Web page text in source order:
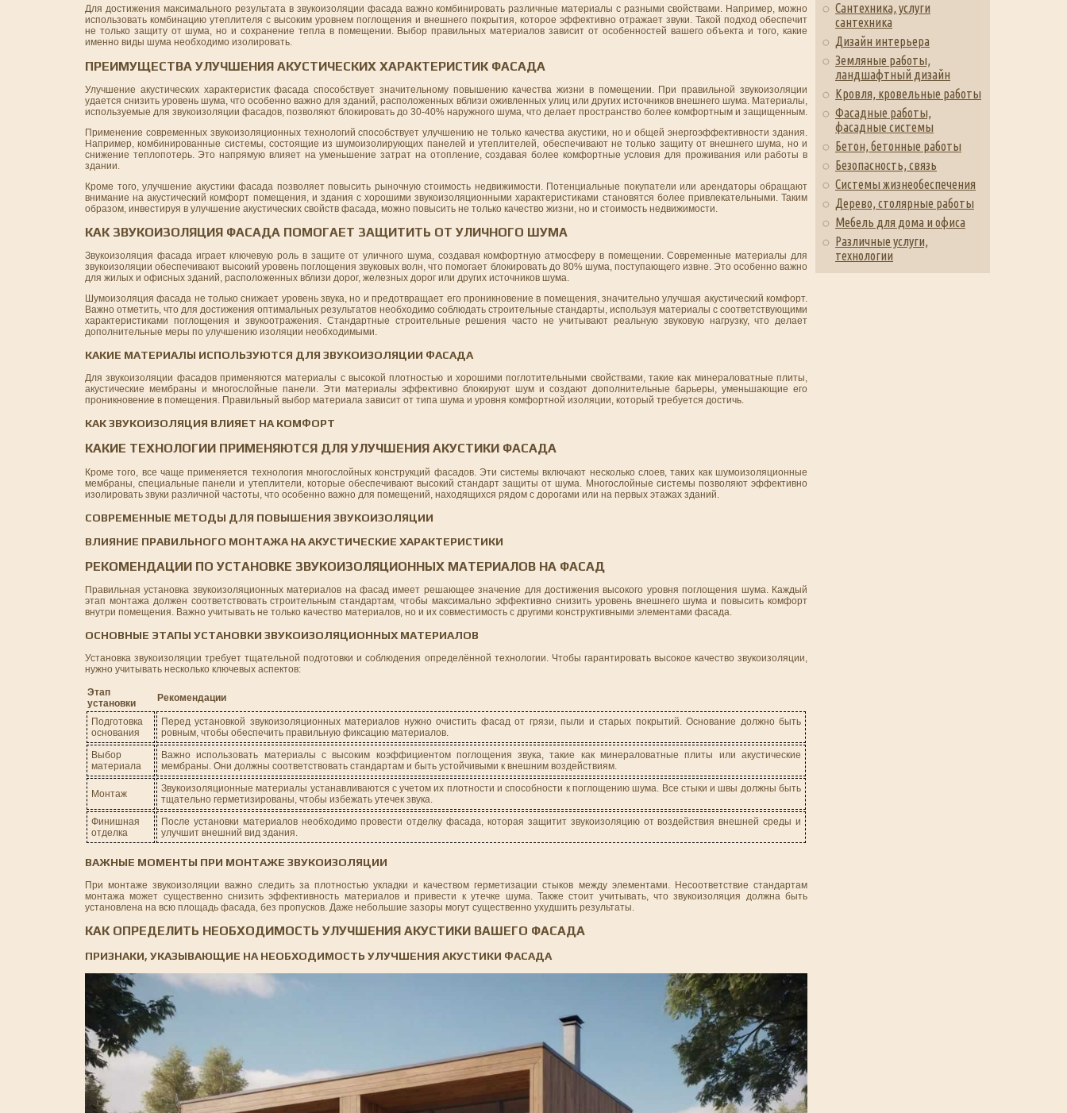
Для достижения максимального результата в звукоизоляции фасада важно комбинировать различные материалы с разными свойствами. Например, можно
использовать комбинацию утеплителя с высоким уровнем поглощения и внешнего покрытия, которое эффективно отражает звуки. Такой подход обеспечит
не только защиту от шума, но и сохранение тепла в помещении. Выбор правильных материалов зависит от особенностей вашего объекта и того, какие
именно виды шума необходимо изолировать.
ПРЕИМУЩЕСТВА УЛУЧШЕНИЯ АКУСТИЧЕСКИХ ХАРАКТЕРИСТИК ФАСАДА
Улучшение акустических характеристик фасада способствует значительному повышению качества жизни в помещении. При правильной звукоизоляции
удается снизить уровень шума, что особенно важно для зданий, расположенных вблизи оживленных улиц или других источников внешнего шума. Материалы,
используемые для звукоизоляции фасадов, позволяют блокировать до 30-40% наружного шума, что делает пространство более комфортным и защищенным.
Применение современных звукоизоляционных технологий способствует улучшению не только качества акустики, но и общей энергоэффективности здания.
Например, комбинированные системы, состоящие из шумоизолирующих панелей и утеплителей, обеспечивают не только защиту от внешнего шума, но и
снижение теплопотерь. Это напрямую влияет на уменьшение затрат на отопление, создавая более комфортные условия для проживания или работы в
здании.
Кроме того, улучшение акустики фасада позволяет повысить рыночную стоимость недвижимости. Потенциальные покупатели или арендаторы обращают
внимание на акустический комфорт помещения, и здания с хорошими звукоизоляционными характеристиками становятся более привлекательными. Таким
образом, инвестируя в улучшение акустических свойств фасада, можно повысить не только качество жизни, но и стоимость недвижимости.
КАК ЗВУКОИЗОЛЯЦИЯ ФАСАДА ПОМОГАЕТ ЗАЩИТИТЬ ОТ УЛИЧНОГО ШУМА
Звукоизоляция фасада играет ключевую роль в защите от уличного шума, создавая комфортную атмосферу в помещении. Современные материалы для
звукоизоляции обеспечивают высокий уровень поглощения звуковых волн, что помогает блокировать до 80% шума, поступающего извне. Это особенно важно
для жилых и офисных зданий, расположенных вблизи дорог, железных дорог или других источников шума.
Шумоизоляция фасада не только снижает уровень звука, но и предотвращает его проникновение в помещения, значительно улучшая акустический комфорт.
Важно отметить, что для достижения оптимальных результатов необходимо соблюдать строительные стандарты, используя материалы с соответствующими
характеристиками поглощения и звукоотражения. Стандартные строительные решения часто не учитывают реальную звуковую нагрузку, что делает
дополнительные меры по улучшению изоляции необходимыми.
КАКИЕ МАТЕРИАЛЫ ИСПОЛЬЗУЮТСЯ ДЛЯ ЗВУКОИЗОЛЯЦИИ ФАСАДА
Для звукоизоляции фасадов применяются материалы с высокой плотностью и хорошими поглотительными свойствами, такие как минераловатные плиты,
акустические мембраны и многослойные панели. Эти материалы эффективно блокируют шум и создают дополнительные барьеры, уменьшающие его
проникновение в помещения. Правильный выбор материала зависит от типа шума и уровня комфортной изоляции, который требуется достичь.
КАК ЗВУКОИЗОЛЯЦИЯ ВЛИЯЕТ НА КОМФОРТ
КАКИЕ ТЕХНОЛОГИИ ПРИМЕНЯЮТСЯ ДЛЯ УЛУЧШЕНИЯ АКУСТИКИ ФАСАДА
Кроме того, все чаще применяется технология многослойных конструкций фасадов. Эти системы включают несколько слоев, таких как шумоизоляционные
мембраны, специальные панели и утеплители, которые обеспечивают высокий стандарт защиты от шума. Многослойные системы позволяют эффективно
изолировать звуки различной частоты, что особенно важно для помещений, находящихся рядом с дорогами или на первых этажах зданий.
СОВРЕМЕННЫЕ МЕТОДЫ ДЛЯ ПОВЫШЕНИЯ ЗВУКОИЗОЛЯЦИИ
ВЛИЯНИЕ ПРАВИЛЬНОГО МОНТАЖА НА АКУСТИЧЕСКИЕ ХАРАКТЕРИСТИКИ
РЕКОМЕНДАЦИИ ПО УСТАНОВКЕ ЗВУКОИЗОЛЯЦИОННЫХ МАТЕРИАЛОВ НА ФАСАД
Правильная установка звукоизоляционных материалов на фасад имеет решающее значение для достижения высокого уровня поглощения шума. Каждый
этап монтажа должен соответствовать строительным стандартам, чтобы максимально эффективно снизить уровень внешнего шума и повысить комфорт
внутри помещения. Важно учитывать не только качество материалов, но и их совместимость с другими конструктивными элементами фасада.
ОСНОВНЫЕ ЭТАПЫ УСТАНОВКИ ЗВУКОИЗОЛЯЦИОННЫХ МАТЕРИАЛОВ
Установка звукоизоляции требует тщательной подготовки и соблюдения определённой технологии. Чтобы гарантировать высокое качество звукоизоляции,
нужно учитывать несколько ключевых аспектов:
Этап
установки
Рекомендации
Подготовка
основания
Перед установкой звукоизоляционных материалов нужно очистить фасад от грязи, пыли и старых покрытий. Основание должно быть
ровным, чтобы обеспечить правильную фиксацию материалов.
Выбор
материала
Важно использовать материалы с высоким коэффициентом поглощения звука, такие как минераловатные плиты или акустические
мембраны. Они должны соответствовать стандартам и быть устойчивыми к внешним воздействиям.
Монтаж
Звукоизоляционные материалы устанавливаются с учетом их плотности и способности к поглощению шума. Все стыки и швы должны быть
тщательно герметизированы, чтобы избежать утечек звука.
Финишная
отделка
После установки материалов необходимо провести отделку фасада, которая защитит звукоизоляцию от воздействия внешней среды и
улучшит внешний вид здания.
ВАЖНЫЕ МОМЕНТЫ ПРИ МОНТАЖЕ ЗВУКОИЗОЛЯЦИИ
При монтаже звукоизоляции важно следить за плотностью укладки и качеством герметизации стыков между элементами. Несоответствие стандартам
монтажа может существенно снизить эффективность материалов и привести к утечке шума. Также стоит учитывать, что звукоизоляция должна быть
установлена на всю площадь фасада, без пропусков. Даже небольшие зазоры могут существенно ухудшить результаты.
КАК ОПРЕДЕЛИТЬ НЕОБХОДИМОСТЬ УЛУЧШЕНИЯ АКУСТИКИ ВАШЕГО ФАСАДА
ПРИЗНАКИ, УКАЗЫВАЮЩИЕ НА НЕОБХОДИМОСТЬ УЛУЧШЕНИЯ АКУСТИКИ ФАСАДА
Сантехника, услуги
сантехника
Дизайн интерьера
Земляные работы,
ландшафтный дизайн
Кровля, кровельные работы
Фасадные работы,
фасадные системы
Бетон, бетонные работы
Безопасность, связь
Системы жизнеобеспечения
Дерево, столярные работы
Мебель для дома и офиса
Различные услуги,
технологии